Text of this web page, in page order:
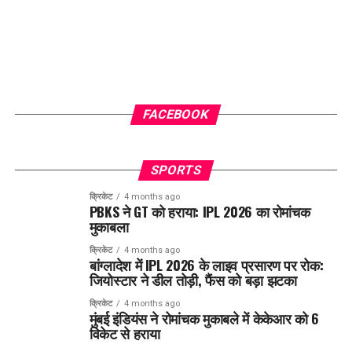
FACEBOOK
SPORTS
क्रिकेट 4 months ago
PBKS ने GT को हराया: IPL 2026 का रोमांचक
मुकाबला
क्रिकेट 4 months ago
बांग्लादेश में IPL 2026 के लाइव प्रसारण पर रोक:
जियोस्टार ने डील तोड़ी, फैंस को बड़ा झटका
क्रिकेट 4 months ago
मुंबई इंडियंस ने रोमांचक मुकाबले में केकेआर को 6
विकेट से हराया